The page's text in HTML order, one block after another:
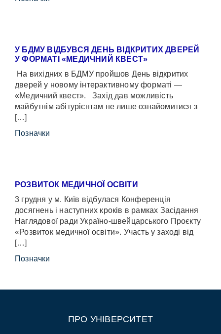
У БДМУ ВІДБУВСЯ ДЕНЬ ВІДКРИТИХ ДВЕРЕЙ
У ФОРМАТІ «МЕДИЧНИЙ КВЕСТ»
На вихідних в БДМУ пройшов День відкритих
дверей у новому інтерактивному форматі —
«Медичний квест». Захід дав можливість
майбутнім абітурієнтам не лише ознайомитися з
[…]
Позначки
РОЗВИТОК МЕДИЧНОЇ ОСВІТИ
3 грудня у м. Київ відбулася Конференція
досягнень і наступних кроків в рамках Засідання
Наглядової ради Україно-швейцарського Проєкту
«Розвиток медичної освіти». Участь у заході від
[…]
Позначки
ПРО УНІВЕРСИТЕТ